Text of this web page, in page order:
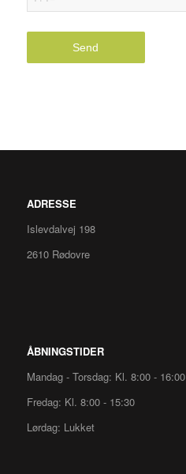
ADRESSE
Islevdalvej 198
2610 Rødovre
ÅBNINGSTIDER
Mandag - Torsdag: Kl. 8:00 - 16:00
Fredag: Kl. 8:00 - 15:30
Lørdag: Lukket